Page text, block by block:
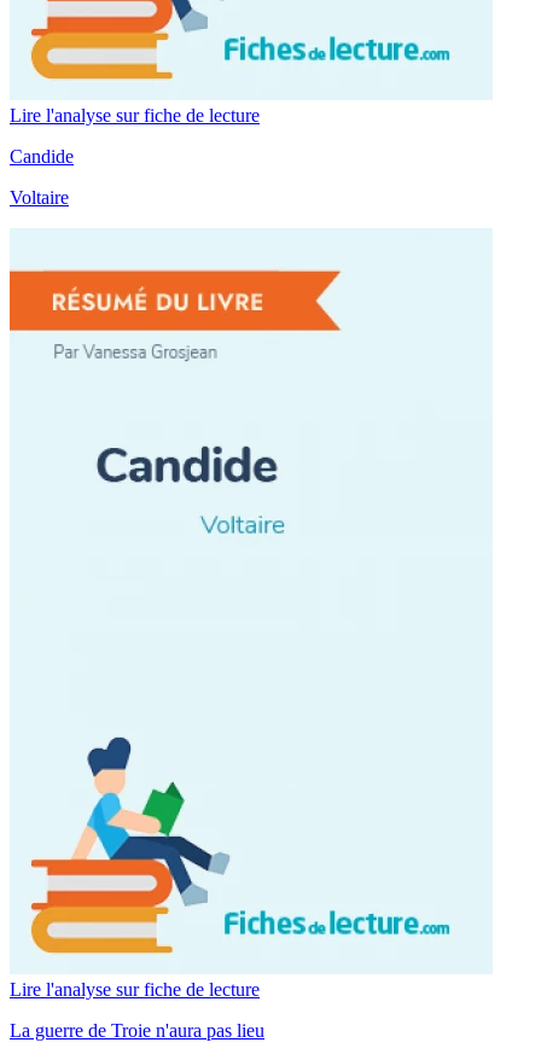
Lire l'analyse sur fiche de lecture
Candide
Voltaire
Lire l'analyse sur fiche de lecture
La guerre de Troie n'aura pas lieu